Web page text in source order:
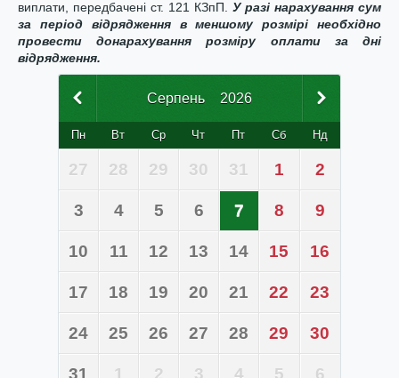
виплати, передбачені ст. 121 КЗпП. У разі нарахування сум
за період відрядження в меншому розмірі необхідно
провести донарахування розміру оплати за дні
відрядження.
Серпень 2026
Пн Вт Ср Чт Пт Сб Нд
27 28 29 30 31 1 2
3 4 5 6 7 8 9
10 11 12 13 14 15 16
17 18 19 20 21 22 23
24 25 26 27 28 29 30
31 1 2 3 4 5 6